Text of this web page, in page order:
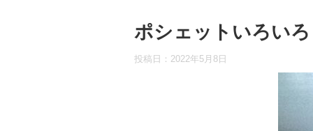
ポシェットいろいろ
投稿日： 2022年5月8日